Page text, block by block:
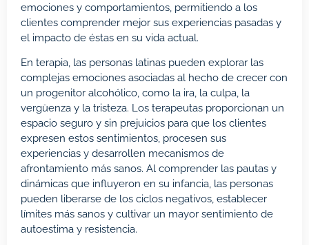
emociones y comportamientos, permitiendo a los
clientes comprender mejor sus experiencias pasadas y
el impacto de éstas en su vida actual.
En terapia, las personas latinas pueden explorar las
complejas emociones asociadas al hecho de crecer con
un progenitor alcohólico, como la ira, la culpa, la
vergüenza y la tristeza. Los terapeutas proporcionan un
espacio seguro y sin prejuicios para que los clientes
expresen estos sentimientos, procesen sus
experiencias y desarrollen mecanismos de
afrontamiento más sanos. Al comprender las pautas y
dinámicas que influyeron en su infancia, las personas
pueden liberarse de los ciclos negativos, establecer
límites más sanos y cultivar un mayor sentimiento de
autoestima y resistencia.